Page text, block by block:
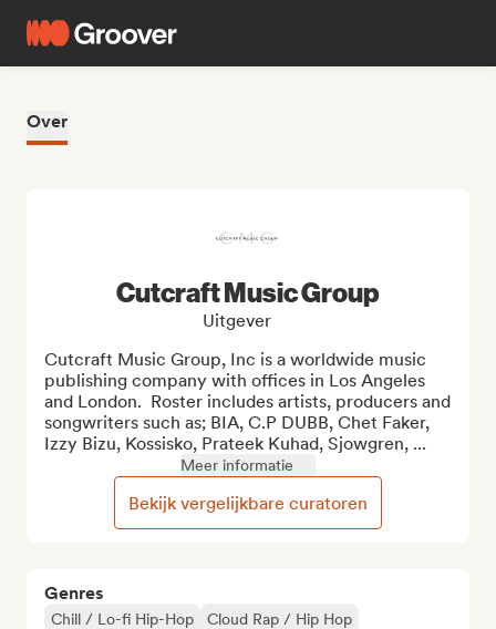
Over
Genres
Chill / Lo-fi Hip-Hop
Cloud Rap / Hip Hop
Cutcraft Music Group
Uitgever
Cutcraft Music Group, Inc is a worldwide music
publishing company with offices in Los Angeles
and London.  Roster includes artists, producers and
songwriters such as; BIA, C.P DUBB, Chet Faker,
Izzy Bizu, Kossisko, Prateek Kuhad, Sjowgren, ...
Meer informatie
Bekijk vergelijkbare curatoren